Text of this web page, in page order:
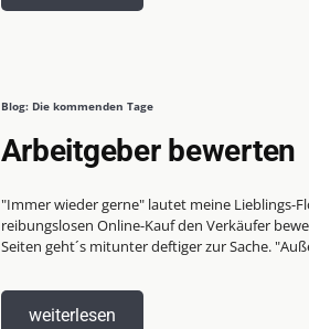
Blog: Die kommenden Tage
Arbeitgeber bewerten
"Immer wieder gerne" lautet meine Lieblings-
reibungslosen Online-Kauf den Verkäufer
Seiten geht´s
weiterlesen